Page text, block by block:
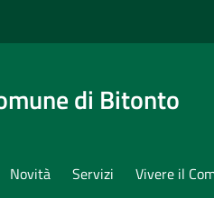
di Bitonto
Novità Servizi Vivere il